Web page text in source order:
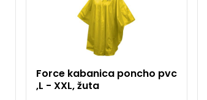
Force kabanica poncho pvc
,L - XXL, žuta